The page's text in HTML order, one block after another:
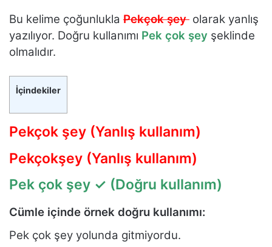
Bu kelime çoğunlukla Pekçok şey olarak yanlış
yazılıyor. Doğru kullanımı Pek çok şey şeklinde
olmalıdır.
İçindekiler
Pekçok şey (Yanlış kullanım)
Pekçokşey (Yanlış kullanım)
Pek çok şey ✓ (Doğru kullanım)
Cümle içinde örnek doğru kullanımı:
Pek çok şey yolunda gitmiyordu.